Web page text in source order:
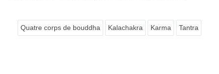
Quatre corps de bouddha Kalachakra Karma Tantra